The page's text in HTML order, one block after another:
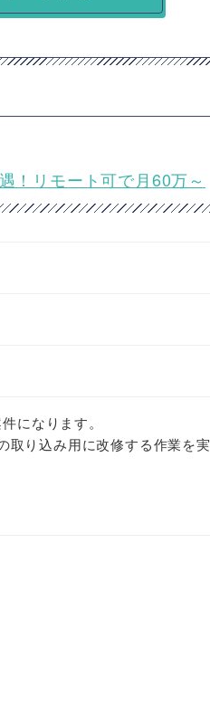
！リモート可で月60万～
になります。
取り込み用に改修する作業を実